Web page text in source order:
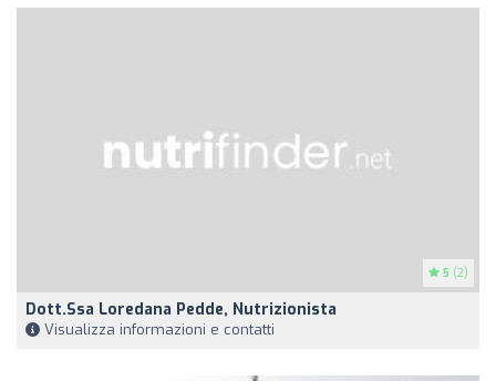
5 (2)
Dott.ssa Loredana Pedde, Nutrizionista
Visualizza informazioni e contatti